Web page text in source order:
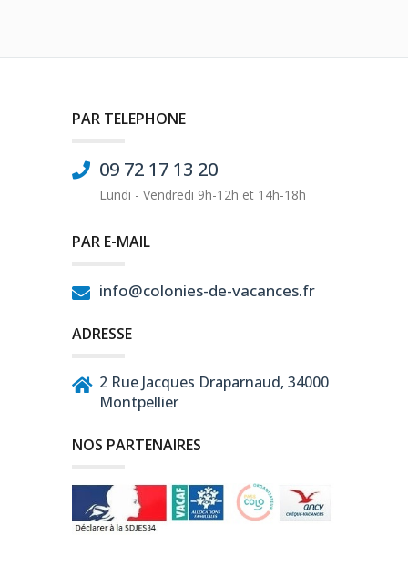
PAR TELEPHONE
09 72 17 13 20
Lundi - Vendredi 9h-12h et 14h-18h
PAR E-MAIL
info@colonies-de-vacances.fr
ADRESSE
2 Rue Jacques Draparnaud, 34000
Montpellier
NOS PARTENAIRES